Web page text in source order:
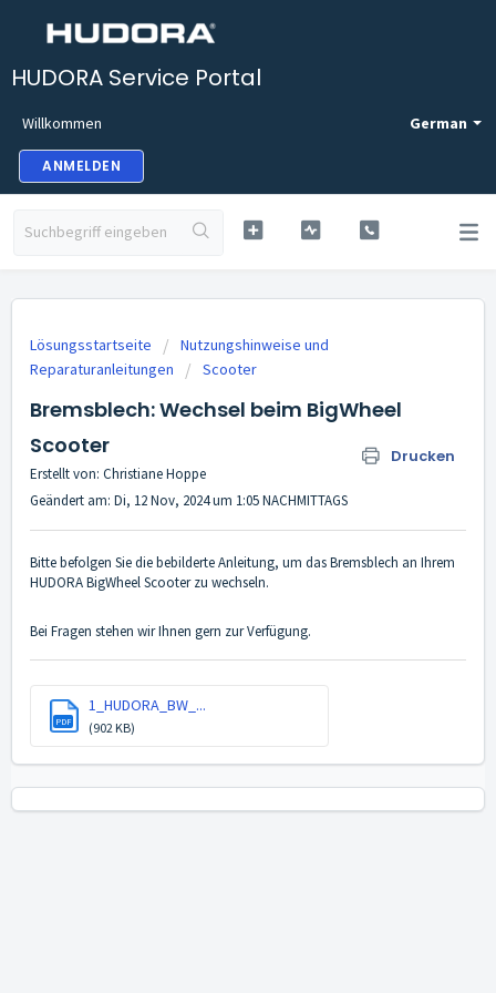
HUDORA Service Portal
German
Willkommen
ANMELDEN
Lösungsstartseite
Nutzungshinweise und
Reparaturanleitungen
Scooter
Bremsblech: Wechsel beim BigWheel
Scooter
Drucken
Erstellt von: Christiane Hoppe
Geändert am: Di, 12 Nov, 2024 um 1:05 NACHMITTAGS
Bitte befolgen Sie die bebilderte Anleitung, um das Bremsblech an Ihrem
HUDORA BigWheel Scooter zu wechseln.
Bei Fragen stehen wir Ihnen gern zur Verfügung.
PDF
1_HUDORA_BW_...
(902 KB)